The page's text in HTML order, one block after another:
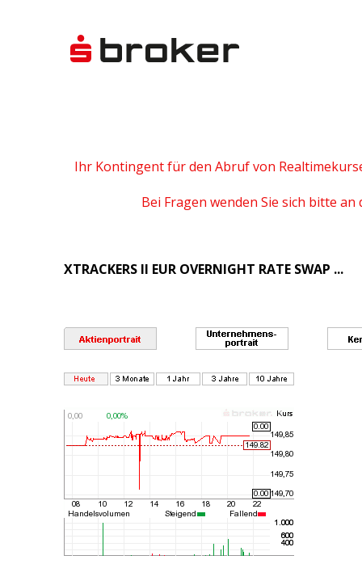
Ihr Kontingent für den Abruf von
Bei Fragen wenden Sie sich bitte
XTRACKERS II EUR OVERNIGHT RATE SWAP ...